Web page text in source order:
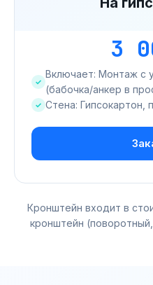
3
Включает: Монтаж с
(бабочка/анкер в
Стена: Гипсокартон,
Кронштейн входит в
кронштейн